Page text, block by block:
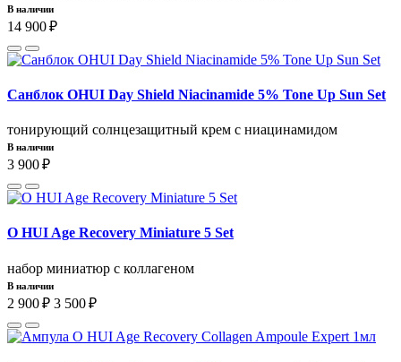
В наличии
14 900 ₽
Санблок OHUI Day Shield Niacinamide 5% Tone Up Sun Set
тонирующий солнцезащитный крем с ниацинамидом
В наличии
3 900 ₽
O HUI Age Recovery Miniature 5 Set
набор миниатюр с коллагеном
В наличии
2 900 ₽ 3 500 ₽